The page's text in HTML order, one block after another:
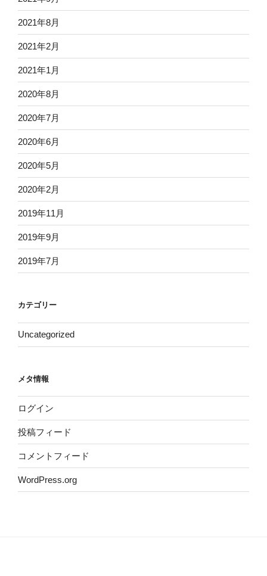
2021年8月
2021年2月
2021年1月
2020年8月
2020年7月
2020年6月
2020年5月
2020年2月
2019年11月
2019年9月
2019年7月
カテゴリー
Uncategorized
メタ情報
ログイン
投稿フィード
コメントフィード
WordPress.org